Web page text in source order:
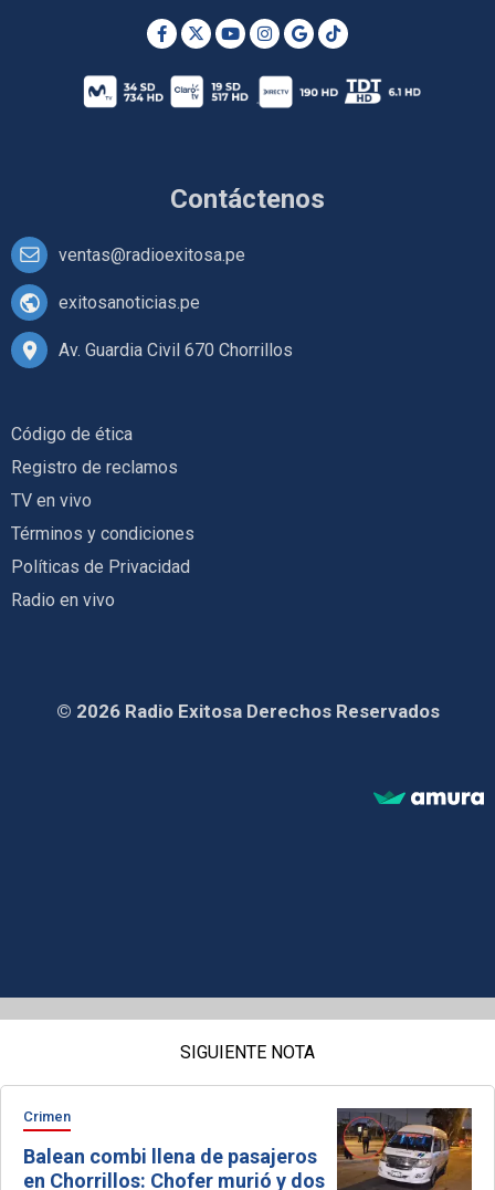
Contáctenos
ventas@radioexitosa.pe
exitosanoticias.pe
Av. Guardia Civil 670 Chorrillos
Código de ética
Registro de reclamos
TV en vivo
Términos y condiciones
Políticas de Privacidad
Radio en vivo
© 2026 Radio Exitosa Derechos Reservados
SIGUIENTE NOTA
Crimen
Balean combi llena de pasajeros
en Chorrillos: Chofer murió y dos